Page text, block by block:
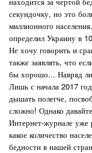
секундочку, но это
миллионного
определил Украину в
Не хочу говорить и
также заявлять, что
бы хорошо... Навряд
Лишь с начала 2017
дышать полегче,
сложно! Однако
Интернет-журнале уже
какое количество
бедности в нашей